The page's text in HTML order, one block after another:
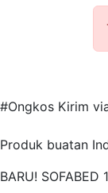
#Ongkos Kirim
Produk buatan
BARU!